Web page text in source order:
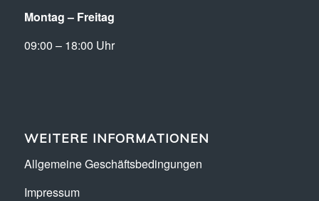
Montag – Freitag
09:00 – 18:00 Uhr
WEITERE INFORMATIONEN
Allgemeine Geschäftsbedingungen
Impressum